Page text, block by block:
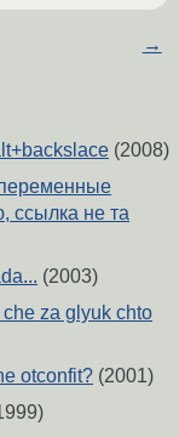
→
(2008)
ссылка не та
(2003)
za glyuk chto
otconfit? (2001)